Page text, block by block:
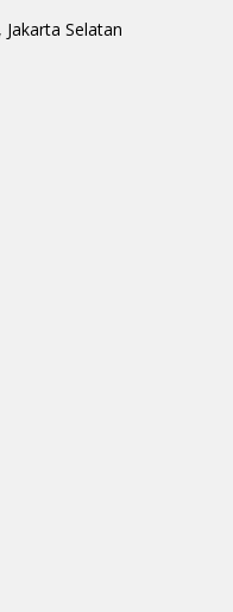
Jakarta Selatan